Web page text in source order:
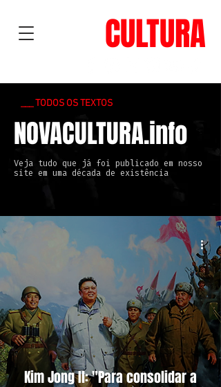
CULTURA
___ TODOS OS TEXTOS
NOVACULTURA.info
Veja tudo que já foi publicado em nosso
site em uma década de existência
Kim Jong Il: "Para consolidar a